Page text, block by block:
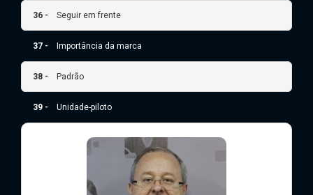
36 - Seguir em frente
37 - Importância da marca
38 - Padrão
39 - Unidade-piloto